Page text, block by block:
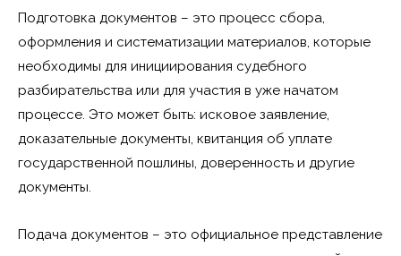
Подготовка документов – это процесс сбора,
оформления и систематизации материалов, которые
необходимы для инициирования судебного
разбирательства или для участия в уже начатом
процессе. Это может быть: исковое заявление,
доказательные документы, квитанция об уплате
государственной пошлины, доверенность и другие
документы.
Подача документов – это официальное представление